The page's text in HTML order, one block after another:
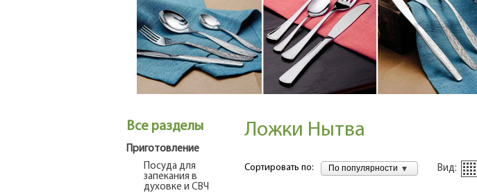
Все разделы
Приготовление
Посуда для
запекания в
духовке и СВЧ
Ложки Нытва
Сортировать по: По популярности Вид: